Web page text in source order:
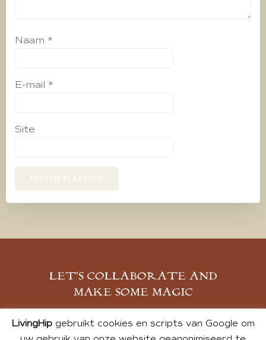
Naam *
E-mail *
Site
LET’S COLLABORATE AND
MAKE SOME MAGIC
MELD JE AAN
LivingHipgebruikt cookies en scripts van Google om